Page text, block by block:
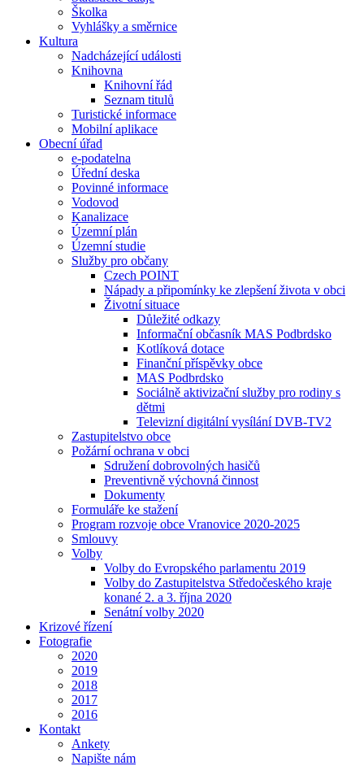
Školka
Vyhlášky a směrnice
Kultura
Nadcházející události
Knihovna
Knihovní řád
Seznam titulů
Turistické informace
Mobilní aplikace
Obecní úřad
e-podatelna
Úřední deska
Povinné informace
Vodovod
Kanalizace
Územní plán
Územní studie
Služby pro občany
Czech POINT
Nápady a připomínky ke zlepšení života v obci
Životní situace
Důležité odkazy
Informační občasník MAS Podbrdsko
Kotlíková dotace
Finanční příspěvky obce
MAS Podbrdsko
Sociálně aktivizační služby pro rodiny s
dětmi
Televizní digitální vysílání DVB-TV2
Zastupitelstvo obce
Požární ochrana v obci
Sdružení dobrovolných hasičů
Preventivně výchovná činnost
Dokumenty
Formuláře ke stažení
Program rozvoje obce Vranovice 2020-2025
Smlouvy
Volby
Volby do Evropského parlamentu 2019
Volby do Zastupitelstva Středočeského kraje
konané 2. a 3. října 2020
Senátní volby 2020
Krizové řízení
Fotografie
2020
2019
2018
2017
2016
Kontakt
Ankety
Napište nám